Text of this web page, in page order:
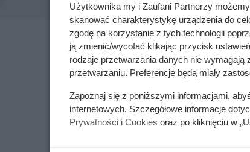
Użytkownika my i Zaufani Partnerzy
skanować charakterystykę urządzenia do
zgodę na korzystanie z tych technologii
ją zmienić/wycofać klikając przycisk
rodzaje przetwarzania danych nie
przetwarzaniu. Preferencje będą miały
Zapoznaj się z poniższymi informacjami,
internetowych. Szczegółowe informacje
Prywatności i Cookies oraz po kliknięciu w